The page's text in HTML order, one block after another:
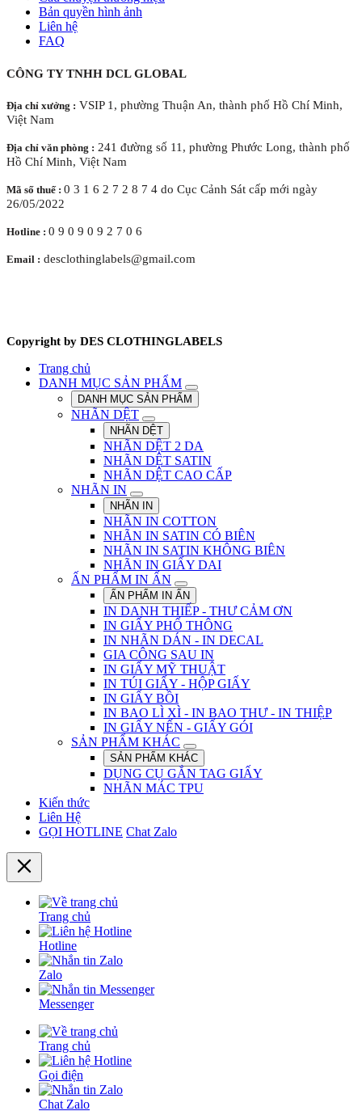
Bản quyền hình ảnh
Liên hệ
FAQ
CÔNG TY TNHH DCL GLOBAL
Địa chỉ xưởng : VSIP 1, phường Thuận An, thành phố Hồ Chí Minh,
Việt Nam
Địa chỉ văn phòng : 241 đường số 11, phường Phước Long, thành phố
Hồ Chí Minh, Việt Nam
Mã số thuế : 0 3 1 6 2 7 2 8 7 4 do Cục Cảnh Sát cấp mới ngày
26/05/2022
Hotline : 0 9 0 9 0 9 2 7 0 6
Email : desclothinglabels@gmail.com
Copyright by DES CLOTHINGLABELS
Trang chủ
DANH MỤC SẢN PHẨM
DANH MỤC SẢN PHẨM
NHÃN DỆT
NHÃN DỆT
NHÃN DỆT 2 DA
NHÃN DỆT SATIN
NHÃN DỆT CAO CẤP
NHÃN IN
NHÃN IN
NHÃN IN COTTON
NHÃN IN SATIN CÓ BIÊN
NHÃN IN SATIN KHÔNG BIÊN
NHÃN IN GIẤY DAI
ẤN PHẨM IN ẤN
ẤN PHẨM IN ẤN
IN DANH THIẾP - THƯ CẢM ƠN
IN GIẤY PHỔ THÔNG
IN NHÃN DÁN - IN DECAL
GIA CÔNG SAU IN
IN GIẤY MỸ THUẬT
IN TÚI GIẤY - HỘP GIẤY
IN GIẤY BỒI
IN BAO LÌ XÌ - IN BAO THƯ - IN THIỆP
IN GIẤY NẾN - GIẤY GÓI
SẢN PHẨM KHÁC
SẢN PHẨM KHÁC
DỤNG CỤ GẮN TAG GIẤY
NHÃN MÁC TPU
Kiến thức
Liên Hệ
GỌI HOTLINE Chat Zalo
Trang chủ
Hotline
Zalo
Messenger
Trang chủ
Gọi điện
Chat Zalo